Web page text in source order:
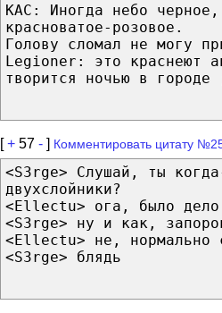
KAC: Иногда небо
красноватое-розовое.
Голову сломал не могу
Legioner: это краснеют
творится ночью в
[+ 57 - ] Комментировать цитату
<S3rge> Слушай, ты
двухслойники?
<Ellectu> ога, было дело
<S3rge> ну и как,
<Ellectu> не, нормально
<S3rge> блядь